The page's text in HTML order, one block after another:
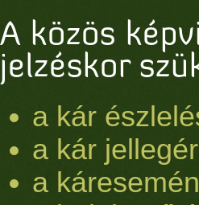
A közös
jelzéskor
a kár
a kár
a